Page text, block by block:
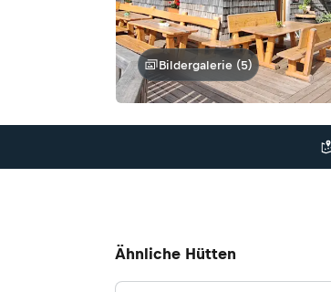
Bildergalerie (5)
Ähnliche Hütten